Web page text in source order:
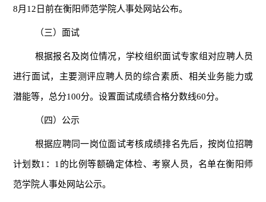
8月12日前在衡阳师范学院人事处网站公布。
（三）面试
根据报名及岗位情况，学校组织面试专家组对应聘人员
进行面试， 主要测评应聘人员的综合素质、相关业务能力或
潜能等，总分100分。 设置面试成绩合格分数线60分。
（四）公示
根据应聘同一岗位面试考核成绩排名先后，按岗位招聘
计划数1：1的比例等额确定体检、考察人员，名单在衡阳师
范学院人事处网站公示。